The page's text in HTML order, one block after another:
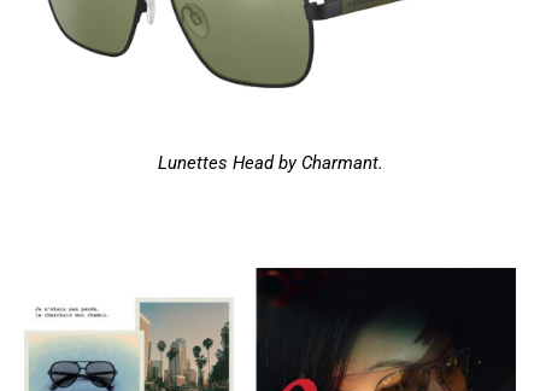
Lunettes Head by Charmant.